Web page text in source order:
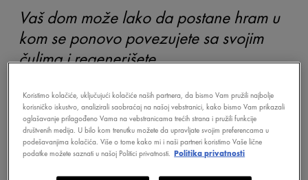
Vaš dom može lako da postane hram u
kom se ponovo povezujete sa svojim
čulima i regenerišete.
Koristimo kolačiće, uključujući kolačiće naših partnera, da bismo Vam pružili najbolje
korisničko iskustvo, analizirali saobraćaj na našoj vebstranici, kako bismo Vam prikazali
oglašavanje prilagođeno Vama na vebstranicama trećih strana i pružili funkcije
društvenih medija. U bilo kom trenutku možete da upravljate svojim preferencama u
podešavanjima kolačića. Više o tome kako mi i naši partneri koristimo Vaše lične
podatke možete saznati u našoj Politici privatnosti. Politika privatnosti